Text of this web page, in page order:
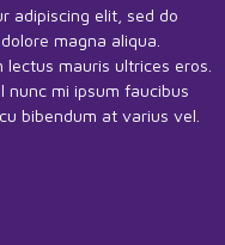
adipiscing elit, sed do
magna aliqua.
mauris ultrices eros.
nunc mi ipsum faucibus
bibendum at varius vel.